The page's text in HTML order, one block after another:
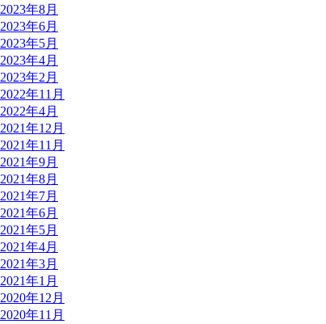
2023年8月
2023年6月
2023年5月
2023年4月
2023年2月
2022年11月
2022年4月
2021年12月
2021年11月
2021年9月
2021年8月
2021年7月
2021年6月
2021年5月
2021年4月
2021年3月
2021年1月
2020年12月
2020年11月